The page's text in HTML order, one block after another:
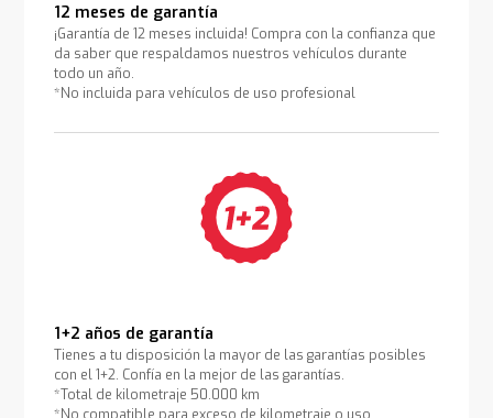
12 meses de garantía
¡Garantía de 12 meses incluida! Compra con la confianza que
da saber que respaldamos nuestros vehículos durante
todo un año.
*No incluida para vehículos de uso profesional
1+2 años de garantía
Tienes a tu disposición la mayor de las garantías posibles
con el 1+2. Confía en la mejor de las garantías.
*Total de kilometraje 50.000 km
*No compatible para exceso de kilometraje o uso